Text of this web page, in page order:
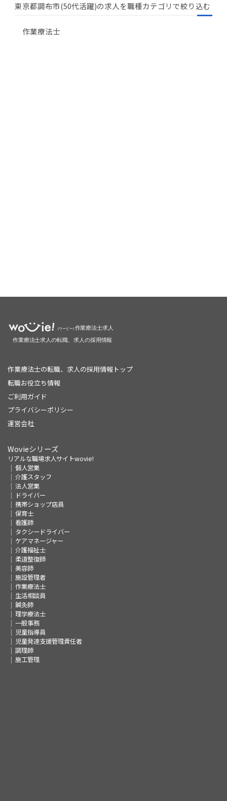
東京都調布市(50代活躍)の求人を職種カテゴリで絞り込む
作業療法士
作業療法士の転職、求人の採用情報トップ
転職お役立ち情報
ご利用ガイド
プライバシーポリシー
運営会社
Wovieシリーズ
リアルな職場求人サイトwovie!
個人営業
介護スタッフ
法人営業
ドライバー
携帯ショップ店員
保育士
看護師
タクシードライバー
ケアマネージャー
介護福祉士
柔道整復師
美容師
施設管理者
作業療法士
生活相談員
鍼灸師
理学療法士
一般事務
児童指導員
児童発達支援管理責任者
調理師
施工管理